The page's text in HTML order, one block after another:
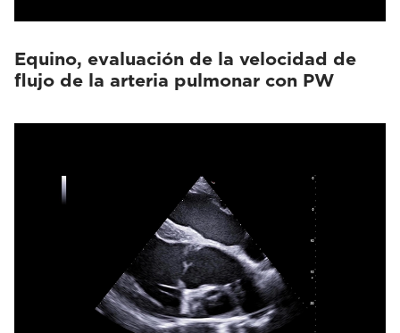
Equino, evaluación de la velocidad de
flujo de la arteria pulmonar con PW